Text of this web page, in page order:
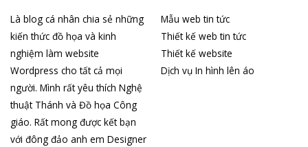
Là blog cá nhân chia sẻ những
kiến thức đồ họa và kinh
nghiệm làm website
Wordpress cho tất cả mọi
người. Mình rất yêu thích Nghệ
thuật Thánh và Đồ họa Công
giáo. Rất mong được kết bạn
với đông đảo anh em Designer
Mẫu web tin tức
Thiết kế web tin tức
Thiết kế website
Dịch vụ In hình lên áo